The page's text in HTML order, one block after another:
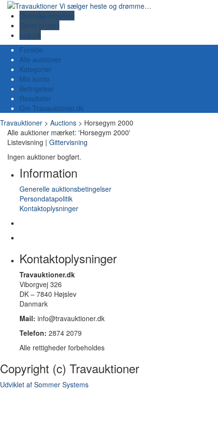
Overvågningsliste
Opret bruger
Log på
Forside
Alle auktioner
Kategorier
Min konto
Betingelser
Resultater
Om Travauktioner.dk
Travauktioner > Auctions > Horsegym 2000
Alle auktioner mærket: 'Horsegym 2000'
Listevisning | Gittervisning
Ingen auktioner bogført.
Information
Generelle auktionsbetingelser
Persondatapolitik
Kontaktoplysninger
Kontaktoplysninger
Travauktioner.dk
Viborgvej 326
DK – 7840 Højslev
Danmark
Mail: info@travauktioner.dk
Telefon: 2874 2079
Alle rettigheder forbeholdes
Copyright (c) Travauktioner
Udviklet af Sommer Systems